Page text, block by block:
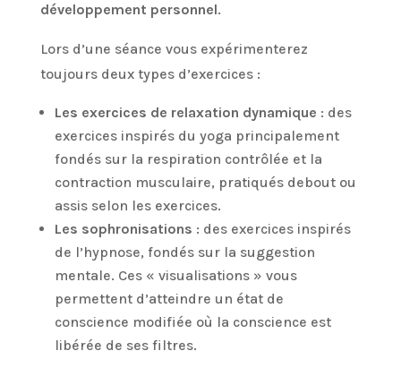
développement personnel.⁣
Lors d’une séance vous expérimenterez
toujours deux types d’exercices :
Les exercices de relaxation dynamique : des
exercices inspirés du yoga principalement
fondés sur la respiration contrôlée et la
contraction musculaire, pratiqués debout ou
assis selon les exercices.⁣
Les sophronisations : des exercices inspirés
de l’hypnose, fondés sur la suggestion
mentale. Ces « visualisations » vous
permettent d’atteindre un état de
conscience modifiée où la conscience est
libérée de ses filtres.